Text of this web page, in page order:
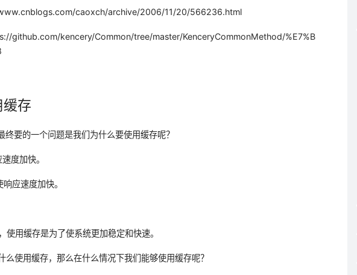
caoxch/archive/2006/11/20/566236.html
github.com/kencery/Common/tree/master/KenceryCommonMethod/%E7%B
存
终要的一个问题是我们为什么要使用缓存呢？
度加快。
应速度加快。
使用缓存是为了使系统更加稳定和快速。
么使用缓存，那么在什么情况下我们能够使用缓存呢？